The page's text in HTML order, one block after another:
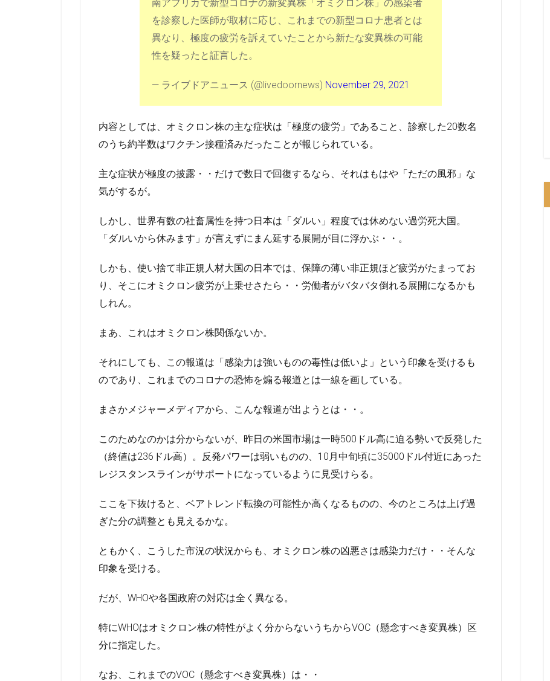
南アフリカで新型コロナの新変異株「オミクロン株」の感染者
を診察した医師が取材に応じ、これまでの新型コロナ患者とは
異なり、極度の疲労を訴えていたことから新たな変異株の可能
性を疑ったと証言した。
— ライブドアニュース (@livedoornews) November 29, 2021
内容としては、オミクロン株の主な症状は「極度の疲労」であること、診察した20数名
のうち約半数はワクチン接種済みだったことが報じられている。
主な症状が極度の披露・・だけで数日で回復するなら、それはもはや「ただの風邪」な
気がするが。
しかし、世界有数の社畜属性を持つ日本は「ダルい」程度では休めない過労死大国。
「ダルいから休みます」が言えずにまん延する展開が目に浮かぶ・・。
しかも、使い捨て非正規人材大国の日本では、保障の薄い非正規ほど疲労がたまってお
り、そこにオミクロン疲労が上乗せさたら・・労働者がバタバタ倒れる展開になるかも
しれん。
まあ、これはオミクロン株関係ないか。
それにしても、この報道は「感染力は強いものの毒性は低いよ」という印象を受けるも
のであり、これまでのコロナの恐怖を煽る報道とは一線を画している。
まさかメジャーメディアから、こんな報道が出ようとは・・。
このためなのかは分からないが、昨日の米国市場は一時500ドル高に迫る勢いで反発した
（終値は236ドル高）。反発パワーは弱いものの、10月中旬頃に35000ドル付近にあった
レジスタンスラインがサポートになっているように見受けらる。
ここを下抜けると、ベアトレンド転換の可能性か高くなるものの、今のところは上げ過
ぎた分の調整とも見えるかな。
ともかく、こうした市況の状況からも、オミクロン株の凶悪さは感染力だけ・・そんな
印象を受ける。
だが、WHOや各国政府の対応は全く異なる。
特にWHOはオミクロン株の特性がよく分からないうちからVOC（懸念すべき変異株）区
分に指定した。
なお、これまでのVOC（懸念すべき変異株）は・・